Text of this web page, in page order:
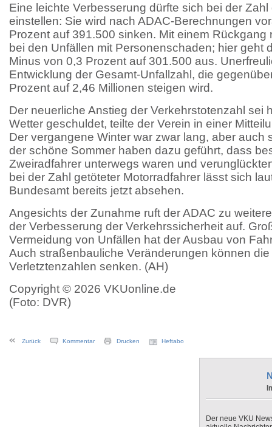
Eine leichte Verbesserung dürfte sich bei der
einstellen: Sie wird nach ADAC-Berechnungen
Prozent auf 391.500 sinken. Mit einem Rückgang
bei den Unfällen mit Personenschaden; hier geht
Minus von 0,3 Prozent auf 301.500 aus.
Entwicklung der Gesamt-Unfallzahl, die
Prozent auf 2,46 Millionen steigen wird.
Der neuerliche Anstieg der Verkehrstotenzahl sei
Wetter geschuldet, teilte der Verein in einer
Der vergangene Winter war zwar lang, aber auch
der schöne Sommer haben dazu geführt, dass
Zweiradfahrer unterwegs waren und
bei der Zahl getöteter Motorradfahrer lässt sich
Bundesamt bereits jetzt absehen.
Angesichts der Zunahme ruft der ADAC zu
der Verbesserung der Verkehrssicherheit auf.
Vermeidung von Unfällen hat der Ausbau von
Auch straßenbauliche Veränderungen können
Verletztenzahlen senken. (AH)
Copyright © 2026 VKUonline.de
(Foto: DVR)
Zurück Kommentar Drucken Heftabo
Der neue VKU